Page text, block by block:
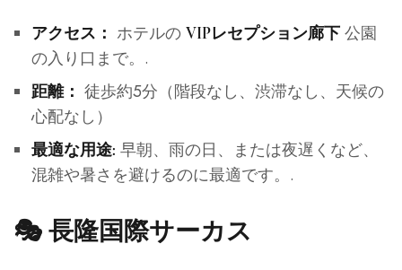
アクセス： ホテルの VIPレセプション廊下公園
の入り口まで。.
距離： 徒歩約5分（階段なし、渋滞なし、天候の
心配なし）
最適な用途: 早朝、雨の日、または夜遅くなど、
混雑や暑さを避けるのに最適です。.
🎭 長隆国際サーカス